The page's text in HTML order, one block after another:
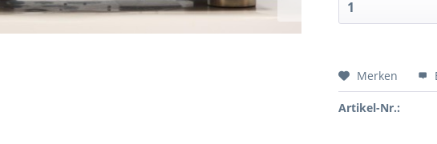
Merken
Artikel-Nr.: